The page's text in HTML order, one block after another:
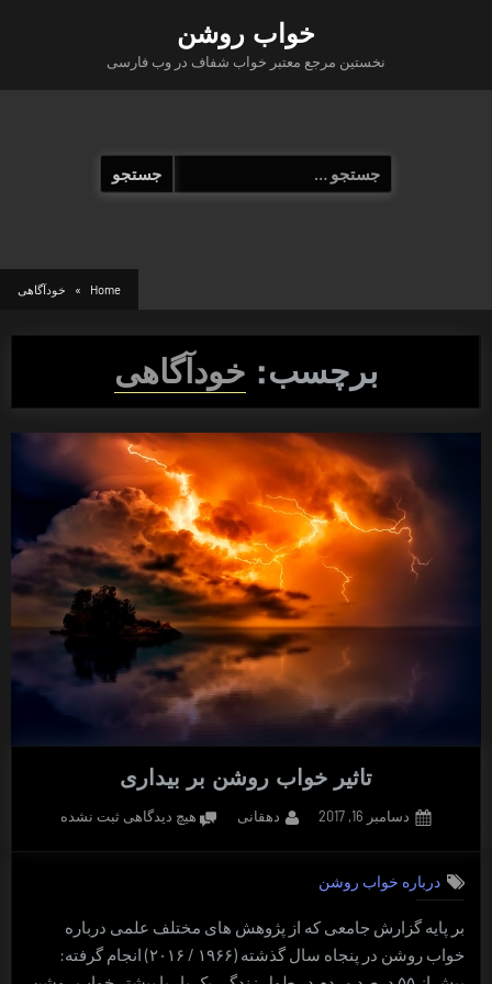
خواب روشن
نخستین مرجع معتبر خواب شفاف در وب فارسی
جستجو
برای:
Home خودآگاهی
برچسب: خودآگاهی
تاثیر خواب روشن بر بیداری
Posted
دسامبر 16, 2017 By
دهقانی هیچ دیدگاهیبرای
بیداری
ثبت نشده
درباره خواب روشن
بر پایه گزارش جامعی که از پژوهش های مختلف علمی درباره
خواب روشن در پنجاه سال گذشته (۱۹۶۶ / ۲۰۱۶) انجام گرفته: